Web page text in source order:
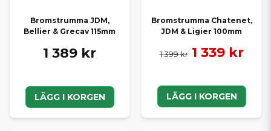
Bromstrumma JDM,
Bellier & Grecav 115mm
1 389 kr
LÄGG I KORGEN
Bromstrumma Chatenet,
JDM & Ligier 100mm
1 399 kr 1 339 kr
LÄGG I KORGEN